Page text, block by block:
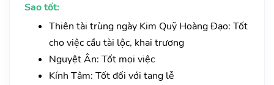
Sao tốt:
Thiên tài trùng ngày Kim Quỹ Hoàng Đạo: Tốt
cho việc cầu tài lộc, khai trương
Nguyệt Ân: Tốt mọi việc
Kính Tâm: Tốt đối với tang lễ